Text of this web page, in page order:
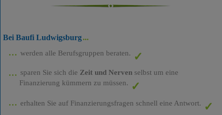
Bei Baufi Ludwigsburg
werden alle Berufsgruppen beraten.
sparen Sie sich die Zeit und Nervenselbst um eine
Finanzierung kümmern zu müssen.
erhalten Sie auf Finanzierungsfragen schnell eine Antwort.